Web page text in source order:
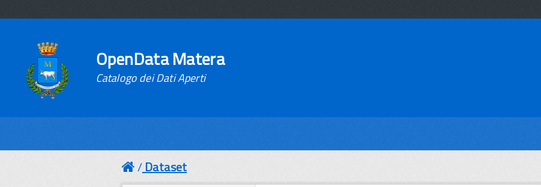
OpenData Matera
Catalogo dei Dati Aperti
Dataset